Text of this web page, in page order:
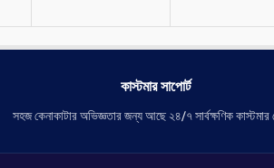
কাস্টমার সাপোর্ট
সহজ কেনাকাটার অভিজ্ঞতার জন্য আছে ২৪/৭ সার্বক্ষণিক কাস্টমার